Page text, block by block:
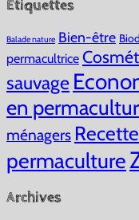
Étiquettes
Balade nature Bien-être
permacultrice
sauvage
en
ménagers
permaculture
Archives